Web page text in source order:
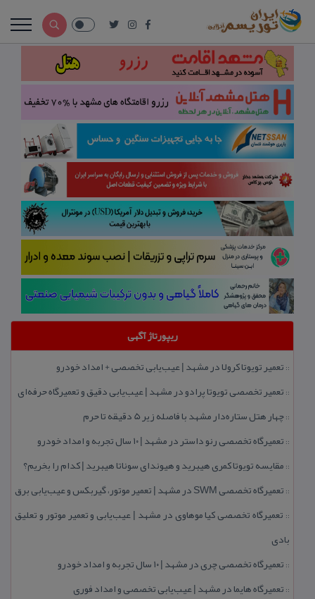
ریپورتاژ آگهی
:: تعمیر تویوتا كرولا در مشهد | عیب‌یابی تخصصی + امداد خودرو
:: تعمیر تخصصی تویوتا پرادو در مشهد | عیب‌یابی دقیق و تعمیرگاه حرفه‌ای
::چهار هتل‌ ستاره‌دار مشهد با فاصله زیر 5 دقیقه تا حرم
:: تعمیرگاه تخصصی رنو داستر در مشهد | ۱۰ سال تجربه و امداد خودرو
:: مقایسه تویوتا كمری هیبرید و هیوندای سوناتا هیبرید | كدام را بخریم؟
:: تعمیرگاه تخصصی SWM در مشهد | تعمیر موتور، گیربكس و عیب‌یابی برق
:: تعمیرگاه تخصصی كیا موهاوی در مشهد | عیب‌یابی و تعمیر موتور و تعلیق
بادی
:: تعمیرگاه تخصصی چری در مشهد | ۱۰ سال تجربه و امداد خودرو
:: تعمیرگاه هایما در مشهد | عیب‌یابی تخصصی و امداد فوری